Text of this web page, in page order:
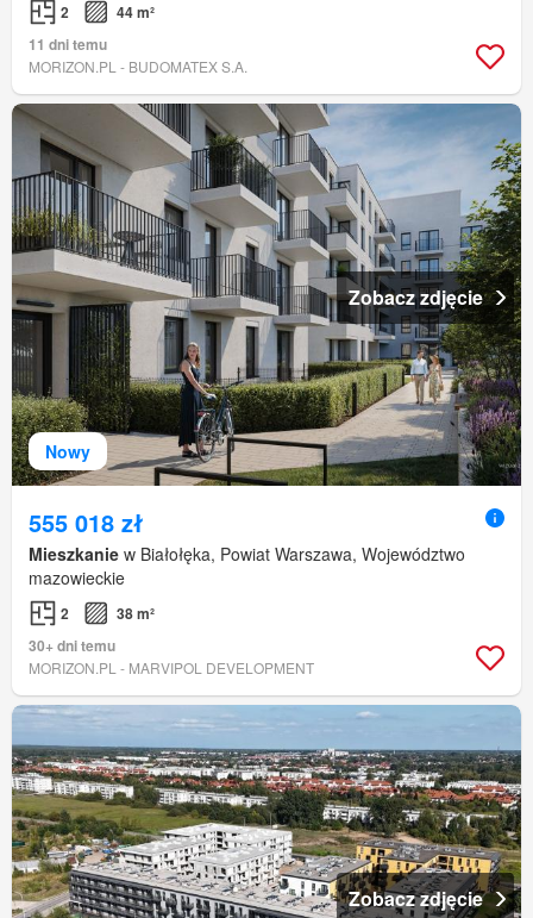
2
44 m²
11 dni temu
MORIZON.PL - BUDOMATEX S.A.
Nowy
Zobacz zdjęcie
555 018 zł
Mieszkanie w Białołęka, Powiat Warszawa, Województwo
mazowieckie
2
38 m²
30+ dni temu
MORIZON.PL - MARVIPOL DEVELOPMENT
Zobacz zdjęcie